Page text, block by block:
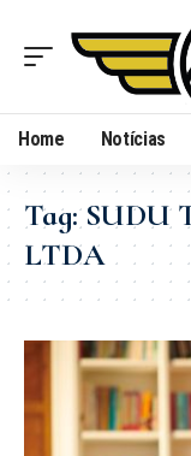
Home Notícias
Tag:SUDU
LTDA